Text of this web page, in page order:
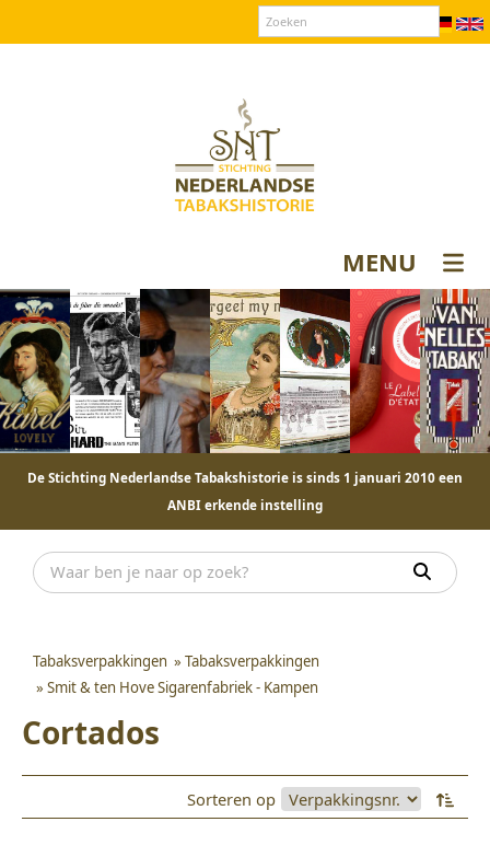
MENU
De Stichting Nederlandse Tabakshistorie is sinds 1 januari 2010 een
ANBI erkende instelling
Tabaksverpakkingen » Tabaksverpakkingen
» Smit & ten Hove Sigarenfabriek - Kampen
Cortados
Sorteren op